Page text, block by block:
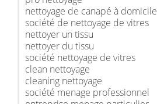
nettoyage de canapé à domicile
société de nettoyage de vitres
nettoyer un tissu
nettoyer du tissu
société nettoyage de vitres
clean nettoyage
cleaning nettoyage
société menage professionnel